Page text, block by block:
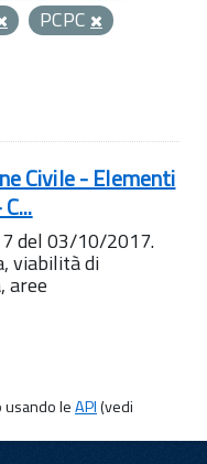
PCPC
Civile - Elementi
del 03/10/2017.
viabilità di
aree
leAPI(vedi